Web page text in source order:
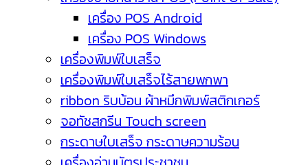
เครื่อง POS Android
เครื่อง POS Windows
เครื่องพิมพ์ใบเสร็จ
เครื่องพิมพ์ใบเสร็จไร้สายพกพา
ribbon ริบบ้อน ผ้าหมึกพิมพ์สติกเกอร์
จอทัชสกรีน Touch screen
กระดาษใบเสร็จ กระดาษความร้อน